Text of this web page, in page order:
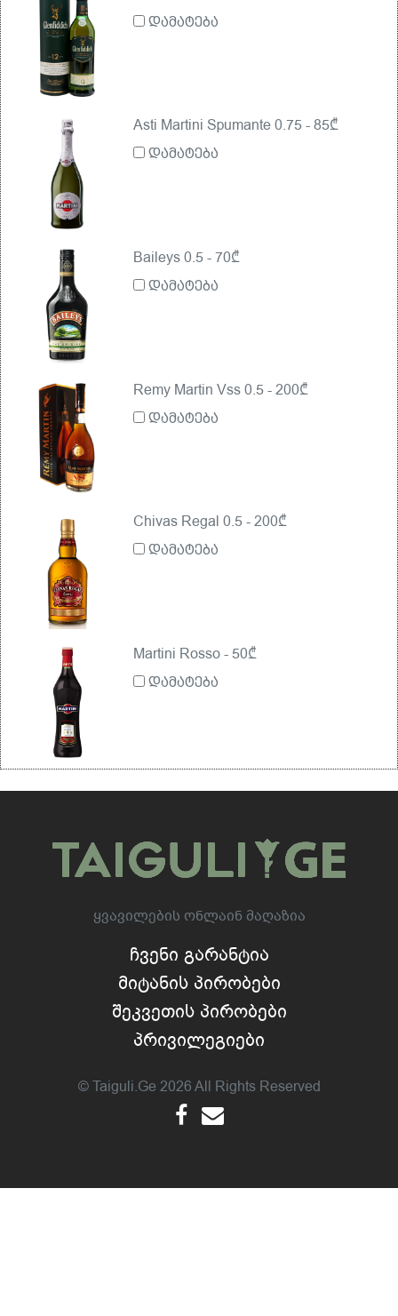
დამატება
Asti Martini Spumante 0.75 - 85₾
დამატება
Baileys 0.5 - 70₾
დამატება
Remy Martin Vss 0.5 - 200₾
დამატება
Chivas Regal 0.5 - 200₾
დამატება
Martini Rosso - 50₾
დამატება
Ყვავილების Ონლაინ Მაღაზია
Ჩვენი Გარანტია
Მიტანის Პირობები
Შეკვეთის Პირობები
Პრივილეგიები
© Taiguli.ge 2026 All Rights Reserved